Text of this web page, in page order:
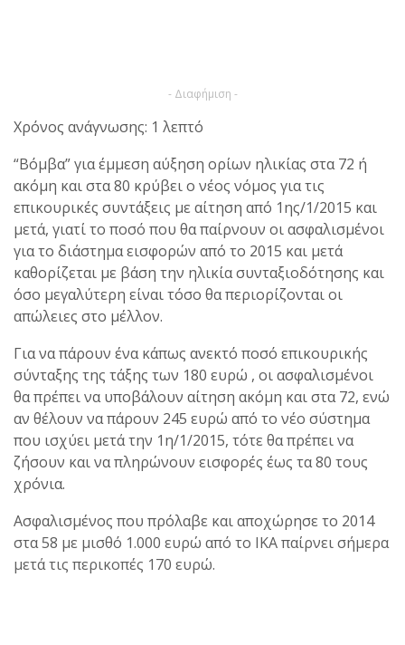
- Διαφήμιση -
Χρόνος ανάγνωσης: 1 λεπτό
“Βόμβα” για έμμεση αύξηση ορίων ηλικίας στα 72 ή
ακόμη και στα 80 κρύβει ο νέος νόμος για τις
επικουρικές συντάξεις με αίτηση από 1ης/1/2015 και
μετά, γιατί το ποσό που θα παίρνουν οι ασφαλισμένοι
για το διάστημα εισφορών από το 2015 και μετά
καθορίζεται με βάση την ηλικία συνταξιοδότησης και
όσο μεγαλύτερη είναι τόσο θα περιορίζονται οι
απώλειες στο μέλλον.
Για να πάρουν ένα κάπως ανεκτό ποσό επικουρικής
σύνταξης της τάξης των 180 ευρώ , οι ασφαλισμένοι
θα πρέπει να υποβάλουν αίτηση ακόμη και στα 72, ενώ
αν θέλουν να πάρουν 245 ευρώ από το νέο σύστημα
που ισχύει μετά την 1η/1/2015, τότε θα πρέπει να
ζήσουν και να πληρώνουν εισφορές έως τα 80 τους
χρόνια.
Ασφαλισμένος που πρόλαβε και αποχώρησε το 2014
στα 58 με μισθό 1.000 ευρώ από το ΙΚΑ παίρνει σήμερα
μετά τις περικοπές 170 ευρώ.